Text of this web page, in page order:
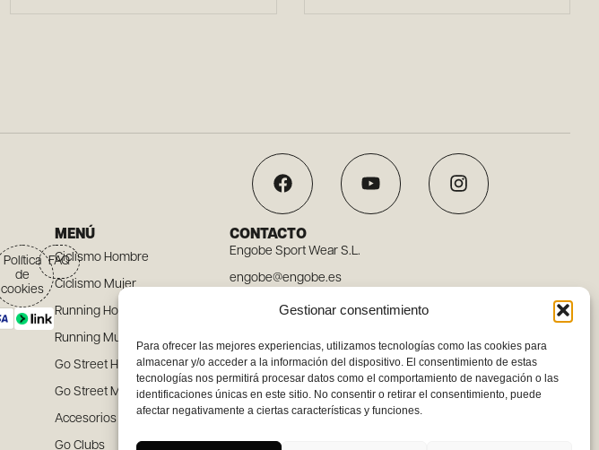
Gestionar consentimiento
Para ofrecer las mejores experiencias, utilizamos tecnologías como las cookies para
almacenar y/o acceder a la información del dispositivo. El consentimiento de estas
tecnologías nos permitirá procesar datos como el comportamiento de navegación o las
identificaciones únicas en este sitio. No consentir o retirar el consentimiento, puede
afectar negativamente a ciertas características y funciones.
Política
de
cookies
FAQ
MENÚ
Ciclismo Hombre
Ciclismo Mujer
Running Hombre
Running Mujer
Go Street Hombre
Go Street Mujer
Accesorios
Go Clubs
CONTACTO
Engobe Sport Wear S.L.
engobe@engobe.es
Tel. 96 110 78 03